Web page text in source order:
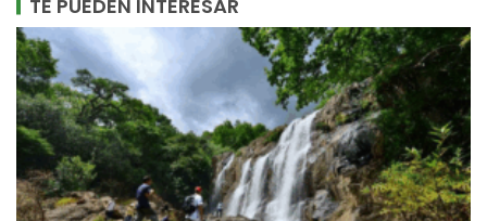
TE PUEDEN INTERESAR